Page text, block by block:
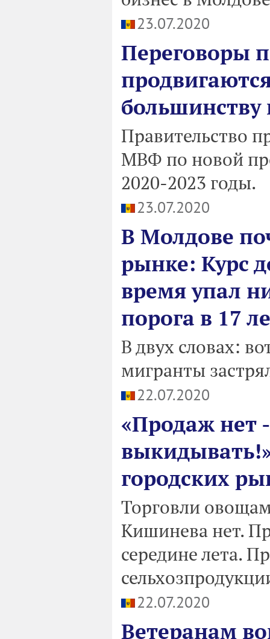
23.07.2020
Переговоры
большинству
Правительство
МВФ по новой
2020-2023 годы.
23.07.2020
В Молдове
рынке: Курс
время упал
порога в 17
В двух словах:
мигранты
22.07.2020
«Продаж нет
городских
Торговли
Кишинева нет.
середине лета.
22.07.2020
Ветеранам